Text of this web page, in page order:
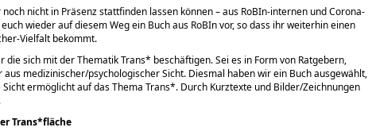
nicht in Präsenz stattfinden lassen können – aus RoBIn-internen und Corona-
wieder auf diesem Weg ein Buch aus RoBIn vor, so dass ihr weiterhin einen
Vielfalt bekommt.
die sich mit der Thematik Trans* beschäftigen. Sei es in Form von Ratgebern,
aus medizinischer/psychologischer Sicht. Diesmal haben wir ein Buch ausgewählt,
ermöglicht auf das Thema Trans*. Durch Kurztexte und Bilder/Zeichnungen
Trans*fläche